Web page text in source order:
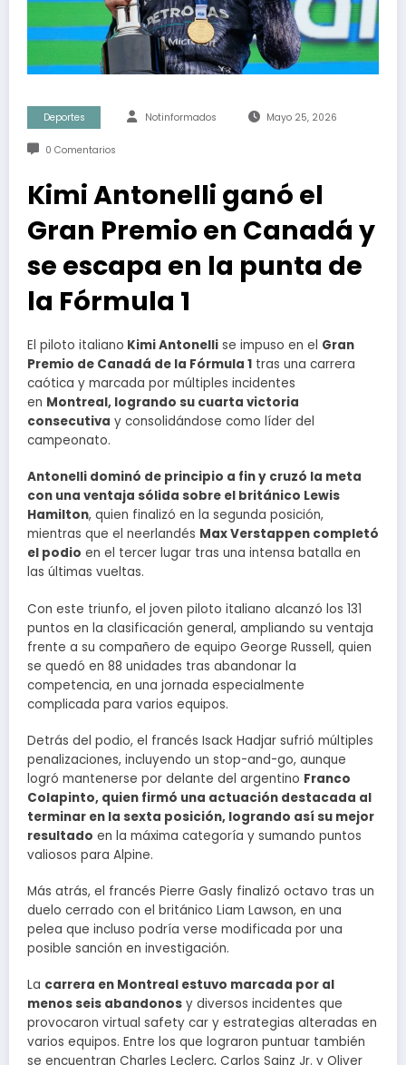
Deportes Notinformados Mayo 25, 2026
0 Comentarios
Kimi Antonelli ganó el
Gran Premio en Canadá y
se escapa en la punta de
la Fórmula 1
El piloto italiano Kimi Antonelli se impuso en el Gran
Premio de Canadá de la Fórmula 1 tras una carrera
caótica y marcada por múltiples incidentes
en Montreal, logrando su cuarta victoria
consecutiva y consolidándose como líder del
campeonato.
Antonelli dominó de principio a fin y cruzó la meta
con una ventaja sólida sobre el británico Lewis
Hamilton, quien finalizó en la segunda posición,
mientras que el neerlandés Max Verstappen completó
el podio en el tercer lugar tras una intensa batalla en
las últimas vueltas.
Con este triunfo, el joven piloto italiano alcanzó los 131
puntos en la clasificación general, ampliando su ventaja
frente a su compañero de equipo George Russell, quien
se quedó en 88 unidades tras abandonar la
competencia, en una jornada especialmente
complicada para varios equipos.
Detrás del podio, el francés Isack Hadjar sufrió múltiples
penalizaciones, incluyendo un stop-and-go, aunque
logró mantenerse por delante del argentino Franco
Colapinto, quien firmó una actuación destacada al
terminar en la sexta posición, logrando así su mejor
resultado en la máxima categoría y sumando puntos
valiosos para Alpine.
Más atrás, el francés Pierre Gasly finalizó octavo tras un
duelo cerrado con el británico Liam Lawson, en una
pelea que incluso podría verse modificada por una
posible sanción en investigación.
La carrera en Montreal estuvo marcada por al
menos seis abandonos y diversos incidentes que
provocaron virtual safety car y estrategias alteradas en
varios equipos. Entre los que lograron puntuar también
se encuentran Charles Leclerc, Carlos Sainz Jr. y Oliver